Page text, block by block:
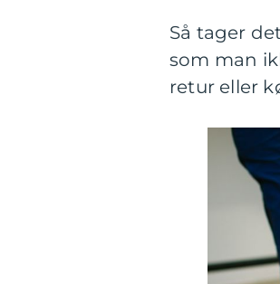
Så tager
som man
retur eller